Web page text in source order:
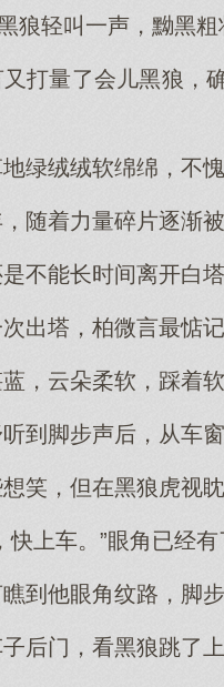
狼轻叫一声，黝黑
打量了会儿黑狼，
绿绒绒软绵绵，不
随着力量碎片逐渐
不能长时间离开白
出塔，柏微言最惦
，云朵柔软，踩着
到脚步声后，从车
笑，但在黑狼虎视
快上车。”眼角已经
到他眼角纹路，脚
后门，看黑狼跳了